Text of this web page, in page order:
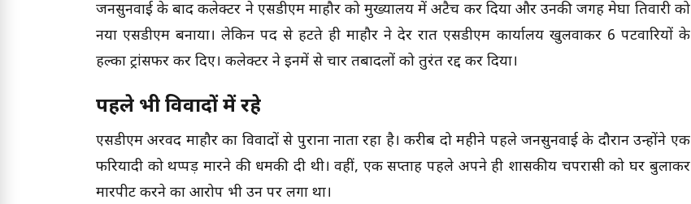
जनसुनवाई के बाद कलेक्टर ने एसडीएम माहौर को मुख्यालय में अटैच कर दिया और उनकी जगह मेघा तिवारी को
नया एसडीएम बनाया। लेकिन पद से हटते ही माहौर ने देर रात एसडीएम कार्यालय खुलवाकर 6 पटवारियों के
हल्का ट्रांसफर कर दिए। कलेक्टर ने इनमें से चार तबादलों को तुरंत रद्द कर दिया।
पहले भी विवादों में रहे
एसडीएम अरविंद माहौर का विवादों से पुराना नाता रहा है। करीब दो महीने पहले जनसुनवाई के दौरान उन्होंने एक
फरियादी को थप्पड़ मारने की धमकी दी थी। वहीं, एक सप्ताह पहले अपने ही शासकीय चपरासी को घर बुलाकर
मारपीट करने का आरोप भी उन पर लगा था।